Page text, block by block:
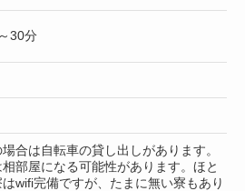
30分
合は自転車の貸し出しがあります。
部屋になる可能性があります。ほと
はwifi完備ですが、たまに無い寮もあり